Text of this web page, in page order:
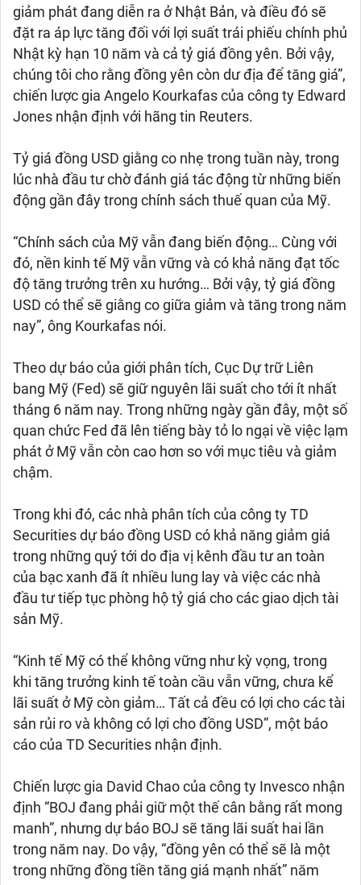
giảm phát đang diễn ra ở Nhật Bản, và điều đó sẽ
đặt ra áp lực tăng đối với lợi suất trái phiếu chính phủ
Nhật kỳ hạn 10 năm và cả tỷ giá đồng yên. Bởi vậy,
chúng tôi cho rằng đồng yên còn dư địa để tăng giá”,
chiến lược gia Angelo Kourkafas của công ty Edward
Jones nhận định với hãng tin Reuters.
Tỷ giá đồng USD giằng co nhẹ trong tuần này, trong
lúc nhà đầu tư chờ đánh giá tác động từ những biến
động gần đây trong chính sách thuế quan của Mỹ.
“Chính sách của Mỹ vẫn đang biến động… Cùng với
đó, nền kinh tế Mỹ vẫn vững và có khả năng đạt tốc
độ tăng trưởng trên xu hướng… Bởi vậy, tỷ giá đồng
USD có thể sẽ giằng co giữa giảm và tăng trong năm
nay”, ông Kourkafas nói.
Theo dự báo của giới phân tích, Cục Dự trữ Liên
bang Mỹ (Fed) sẽ giữ nguyên lãi suất cho tới ít nhất
tháng 6 năm nay. Trong những ngày gần đây, một số
quan chức Fed đã lên tiếng bày tỏ lo ngại về việc lạm
phát ở Mỹ vẫn còn cao hơn so với mục tiêu và giảm
chậm.
Trong khi đó, các nhà phân tích của công ty TD
Securities dự báo đồng USD có khả năng giảm giá
trong những quý tới do địa vị kênh đầu tư an toàn
của bạc xanh đã ít nhiều lung lay và việc các nhà
đầu tư tiếp tục phòng hộ tỷ giá cho các giao dịch tài
sản Mỹ.
“Kinh tế Mỹ có thể không vững như kỳ vọng, trong
khi tăng trưởng kinh tế toàn cầu vẫn vững, chưa kể
lãi suất ở Mỹ còn giảm… Tất cả đều có lợi cho các tài
sản rủi ro và không có lợi cho đồng USD”, một báo
cáo của TD Securities nhận định.
Chiến lược gia David Chao của công ty Invesco nhận
định “BOJ đang phải giữ một thế cân bằng rất mong
manh”, nhưng dự báo BOJ sẽ tăng lãi suất hai lần
trong năm nay. Do vậy, “đồng yên có thể sẽ là một
trong những đồng tiền tăng giá mạnh nhất” năm